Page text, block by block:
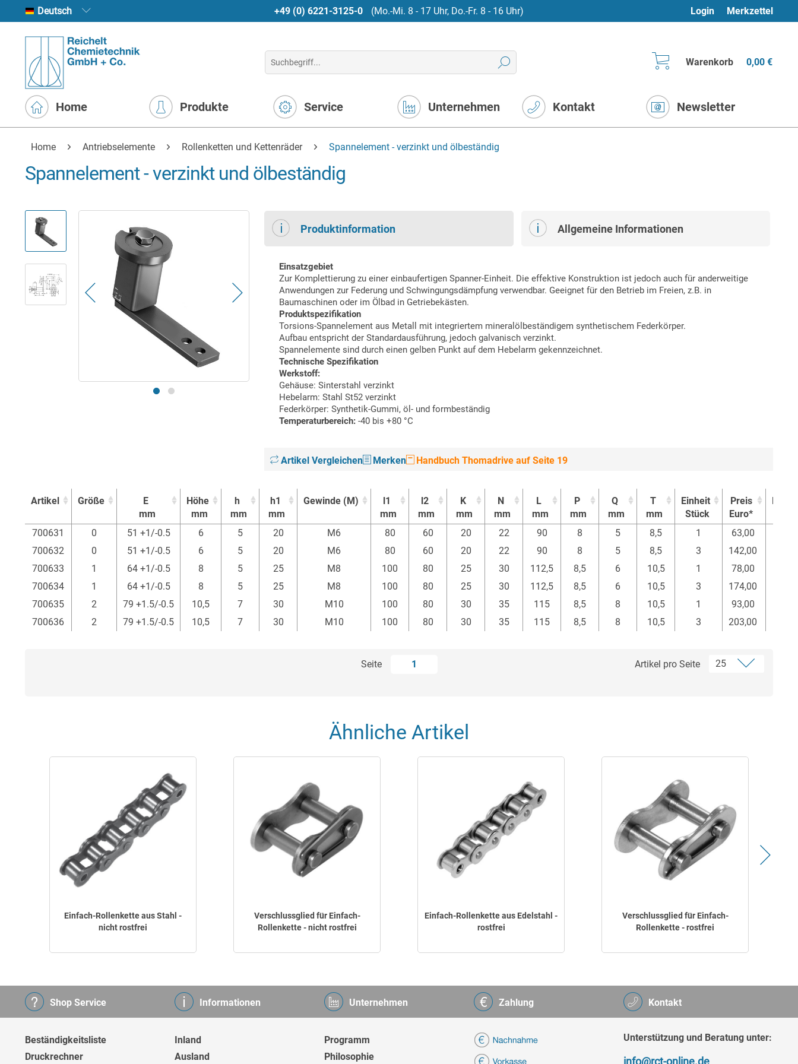
Deutsch +49 (0) 6221-3125-0 (Mo.-Mi. 8 - 17 Uhr, Do.-Fr. 8 - 16 Uhr) Login Merkzettel
Warenkorb 0,00 €
Home Produkte Service Unternehmen Kontakt Newsletter
Home Antriebselemente Rollenketten und Kettenräder Spannelement - verzinkt und ölbeständig
Spannelement - verzinkt und ölbeständig
Produktinformation Allgemeine Informationen
Einsatzgebiet
Zur Komplettierung zu einer einbaufertigen Spanner-Einheit. Die effektive Konstruktion ist jedoch auch für anderweitige
Anwendungen zur Federung und Schwingungsdämpfung verwendbar. Geeignet für den Betrieb im Freien, z.B. in
Baumaschinen oder im Ölbad in Getriebekästen.
Produktspezifikation
Torsions-Spannelement aus Metall mit integriertem mineralölbeständigem synthetischem Federkörper.
Aufbau entspricht der Standardausführung, jedoch galvanisch verzinkt.
Spannelemente sind durch einen gelben Punkt auf dem Hebelarm gekennzeichnet.
Technische Spezifikation
Werkstoff:
Gehäuse: Sinterstahl verzinkt
Hebelarm: Stahl St52 verzinkt
Federkörper: Synthetik-Gummi, öl- und formbeständig
Temperaturbereich: -40 bis +80 °C
Artikel Vergleichen Merken Handbuch Thomadrive auf Seite 19
Artikel Größe
E
mm
Höhe
mm
h
mm
h1
mm
Gewinde (M)
l1
mm
l2
mm
K
mm
N
mm
L
mm
P
mm
Q
mm
T
mm
Einheit
Stück
Preis
Euro*
Artikel Größe
E
Höhe
h
h1
Gewinde (M)
l1
l2
K
N
L
P
Q
T
Einheit
Preis
700631 0 51 +1/-0.5 6 5 20 M6 80 60 20 22 90 8 5 8,5 1
63,00
700632
0 51 +1/-0.5 6 5 20 M6 80 60 20 22 90 8 5 8,5 3
142,00
700633
1 64 +1/-0.5 8 5 25 M8 100 80 25 30 112,5 8,5 6 10,5 1
78,00
700634
1 64 +1/-0.5 8 5 25 M8 100 80 25 30 112,5 8,5 6 10,5 3
174,00
700635
2 79 +1.5/-0.5 10,5 7 30 M10 100 80 30 35 115 8,5 8 10,5 1
93,00
700636
2 79 +1.5/-0.5 10,5 7 30 M10 100 80 30 35 115 8,5 8 10,5 3 203,00
Seite 1 Artikel pro Seite
Ähnliche Artikel
Einfach-Rollenkette aus Stahl -
nicht rostfrei
Verschlussglied für Einfach-
Rollenkette - nicht rostfrei
Einfach-Rollenkette aus Edelstahl -
rostfrei
Verschlussglied für Einfach-
Rollenkette - rostfrei
Kontakt
Unterstützung und Beratung unter:
info@rct-online.de
Shop Service
Beständigkeitsliste
Druckrechner
Informationen
Inland
Ausland
Unternehmen
Programm
Philosophie
Zahlung